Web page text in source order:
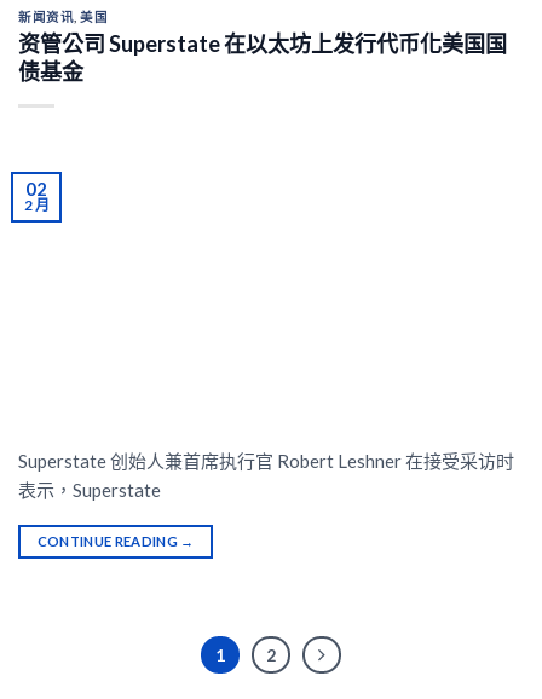
新闻资讯 ,美国
资管公司 Superstate 在以太坊上发行代币化美国国
债基金
02
2 月
Superstate 创始人兼首席执行官 Robert Leshner 在接受采访时
表示，Superstate
CONTINUE READING →
1 2